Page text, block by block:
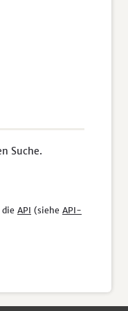
Suche.
die API (siehe API-